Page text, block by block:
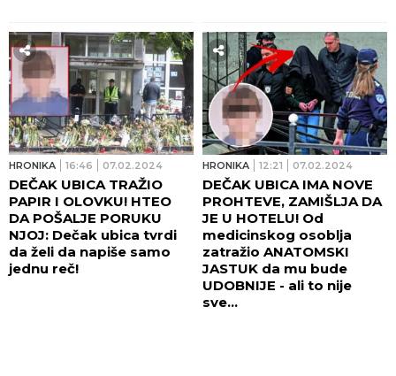
HRONIKA 16:46 07.02.2024
DEČAK UBICA TRAŽIO
PAPIR I OLOVKU! HTEO
DA POŠALJE PORUKU
NJOJ: Dečak ubica tvrdi
da želi da napiše samo
jednu reč!
HRONIKA 12:21 07.02.2024
DEČAK UBICA IMA NOVE
PROHTEVE, ZAMIŠLJA DA
JE U HOTELU! Od
medicinskog osoblja
zatražio ANATOMSKI
JASTUK da mu bude
UDOBNIJE - ali to nije
sve...